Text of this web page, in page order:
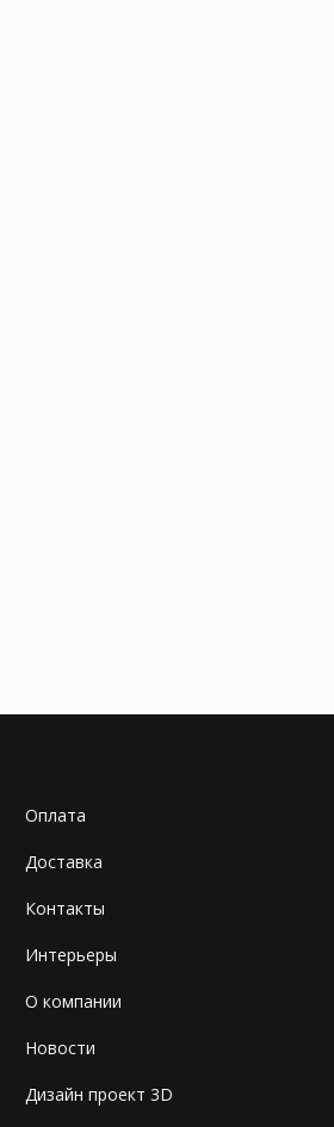
Оплата
Доставка
Контакты
Интерьеры
О компании
Новости
Дизайн проект 3D